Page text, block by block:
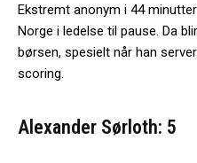
Ekstremt anonym i 44
Norge i ledelse til pause. Da
børsen, spesielt når han
scoring.
Alexander Sørloth: 5